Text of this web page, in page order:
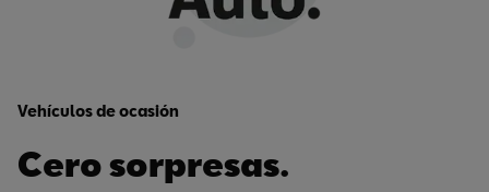
Vehículos de ocasión
Cero sorpresas.